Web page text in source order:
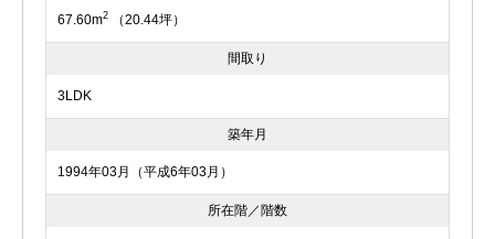
67.60m2 （20.44坪）
間取り
3LDK
築年月
1994年03月（平成6年03月）
所在階／階数